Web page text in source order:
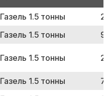
Газель 1.5 тонны
Газель 1.5 тонны
Газель 1.5 тонны
Газель 1.5 тонны